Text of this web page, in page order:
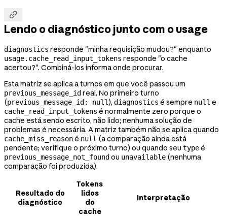

Lendo o diagnóstico junto com o usage
diagnostics responde "minha requisição mudou?" enquanto
usage.cache_read_input_tokens responde "o cache
acertou?". Combiná-los informa onde procurar.
Esta matriz se aplica a turnos em que você passou um
previous_message_id real. No primeiro turno
(previous_message_id: null), diagnostics é sempre null e
cache_read_input_tokens é normalmente zero porque o
cache está sendo escrito, não lido; nenhuma solução de
problemas é necessária. A matriz também não se aplica quando
cache_miss_reasoné null (a comparação ainda está
pendente; verifique o próximo turno) ou quando seu typeé
previous_message_not_found ou unavailable (nenhuma
comparação foi produzida).
Resultado do
diagnóstico
Tokens
lidos
do
cache
Interpretação